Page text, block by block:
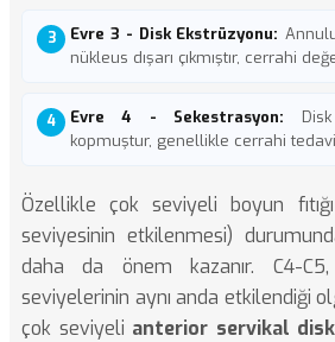
Evre 3 - Disk Ekstrüzyonu:
nükleus dışarı çıkmıştır, cerrahi
Evre 4 - Sekestrasyon:
kopmuştur, genellikle cerrahi tedavi
Özellikle çok seviyeli boyun
seviyesinin etkilenmesi)
daha da önem kazanır. C4-
seviyelerinin aynı anda etkilendiği
çok seviyeli anterior servikal